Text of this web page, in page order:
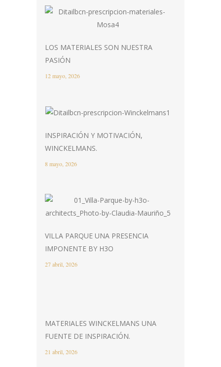
LOS MATERIALES SON NUESTRA
PASIÓN
12 mayo, 2026
INSPIRACIÓN Y MOTIVACIÓN,
WINCKELMANS.
8 mayo, 2026
VILLA PARQUE UNA PRESENCIA
IMPONENTE BY H3O
27 abril, 2026
MATERIALES WINCKELMANS UNA
FUENTE DE INSPIRACIÓN.
21 abril, 2026